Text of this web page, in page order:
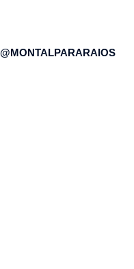
@MONTALPARARAIOS